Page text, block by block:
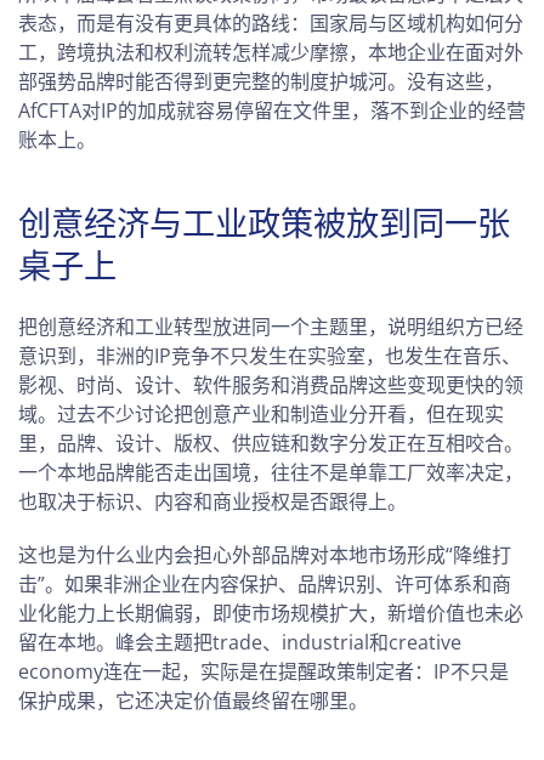
表态，而是有没有更具体的路线：国家局与区域机构如何分
工，跨境执法和权利流转怎样减少摩擦，本地企业在面对外
部强势品牌时能否得到更完整的制度护城河。没有这些，
AfCFTA对IP的加成就容易停留在文件里，落不到企业的经营
账本上。
创意经济与工业政策被放到同一张
桌子上
把创意经济和工业转型放进同一个主题里，说明组织方已经
意识到，非洲的IP竞争不只发生在实验室，也发生在音乐、
影视、时尚、设计、软件服务和消费品牌这些变现更快的领
域。过去不少讨论把创意产业和制造业分开看，但在现实
里，品牌、设计、版权、供应链和数字分发正在互相咬合。
一个本地品牌能否走出国境，往往不是单靠工厂效率决定，
也取决于标识、内容和商业授权是否跟得上。
这也是为什么业内会担心外部品牌对本地市场形成“降维打
击”。如果非洲企业在内容保护、品牌识别、许可体系和商
业化能力上长期偏弱，即使市场规模扩大，新增价值也未必
留在本地。峰会主题把trade、industrial和creative
economy连在一起，实际是在提醒政策制定者：IP不只是
保护成果，它还决定价值最终留在哪里。